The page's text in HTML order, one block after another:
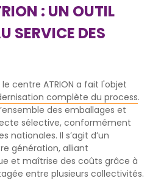
: UN OUTIL
SERVICE DES
le centre ATRION a fait l'objet
complète du process.
des emballages et
sélective, conformément
nationales. Il s’agit d’un
génération, alliant
et maîtrise des coûts grâce à
entre plusieurs collectivités.